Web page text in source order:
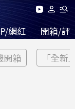
網紅 開箱/評
開箱 「全新